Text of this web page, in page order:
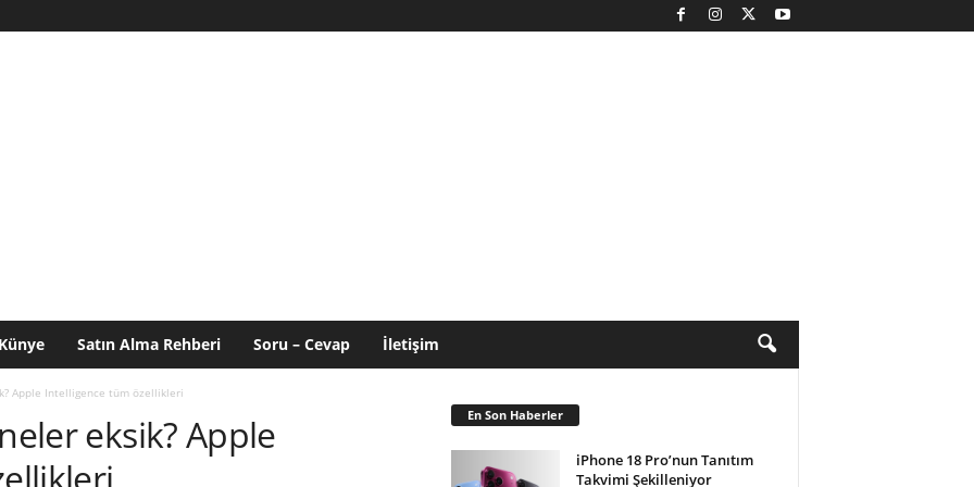
Künye Satın Alma Rehberi Soru – Cevap İletişim
Apple Intelligence tüm özellikleri
eksik? Apple
En Son Haberler
iPhone 18 Pro’nun Tanıtım
Takvimi Şekilleniyor